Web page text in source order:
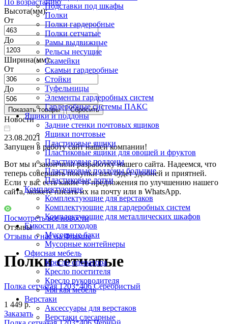
Подставки под шкафы
Полки
Полки гардеробные
Полки сетчатые
Рамы выдвижные
Рельсы несущие
Скамейки
Скамьи гардеробные
Стойки
Туфельницы
Элементы гардеробных систем
Гардеробные системы ПАКС
Ящики и поддоны
Задние стенки почтовых ящиков
Ящики почтовые
Пластиковые ящики
Пластиковые ящики для овощей и фруктов
Пластиковые поддоны
Пластиковые поддоны большие
Пластиковые лотки
Комплектующие
Комплектующие для верстаков
Комплектующие для гардеробных систем
Комплектующие для металлических шкафов
Емкости для отходов
Мусорные баки
Мусорные контейнеры
Офисная мебель
Кресло оператора
Кресло посетителя
Кресло руководителя
Мягкая мебель
Верстаки
Аксессуары для верстаков
Верстаки слесарные
По возрастанию
Высота(мм):
От
До
Ширина(мм):
От
До
Новости
23.08.2021
Запущен в работу сайт нашей компании!
Вот мы и закончили разработку нашего сайта. Надеемся, что
теперь совершать покупки вам будет удобней и приятней.
Если у вас есть какие-то предложения по улучшению нашего
сайта, можете писать их на почту или в WhatsApp.
Посмотреть все новости
Отзывы
Отзывы о нас на Флампе
Полки сетчатые
Полка сетчатая 1203*406 Серебристый
1 449 р.
Заказать